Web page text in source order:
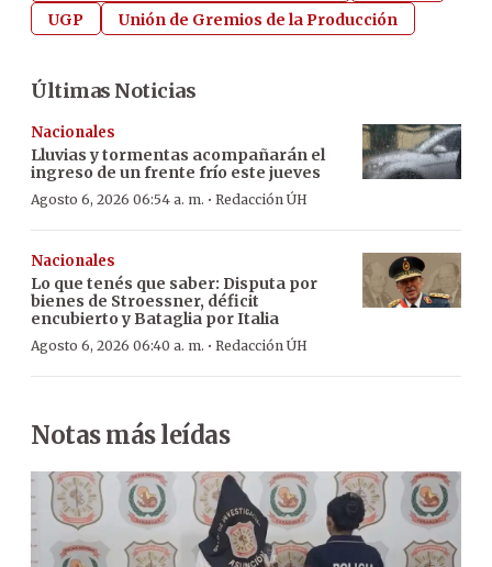
UGP
Unión de Gremios de la Producción
Últimas Noticias
Nacionales
Lluvias y tormentas acompañarán el
ingreso de un frente frío este jueves
Agosto 6, 2026 06:54 a. m. · Redacción ÚH
Nacionales
Lo que tenés que saber: Disputa por
bienes de Stroessner, déficit
encubierto y Bataglia por Italia
Agosto 6, 2026 06:40 a. m. · Redacción ÚH
Notas más leídas